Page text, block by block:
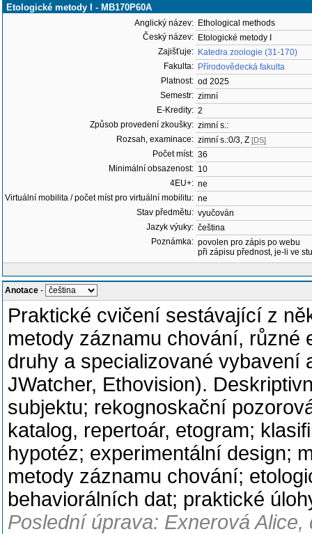
Etologické metody I - MB170P60A
Anglický název: Ethological methods
Český název: Etologické metody I
Zajišťuje: Katedra zoologie (31-170)
Fakulta: Přírodovědecká fakulta
Platnost: od 2025
Semestr: zimní
E-Kredity: 2
Způsob provedení zkoušky: zimní s.:
Rozsah, examinace: zimní s.:0/3, Z [DS]
Počet míst: 36
Minimální obsazenost: 10
4EU+: ne
Virtuální mobilita / počet míst pro virtuální mobilitu: ne
Stav předmětu: vyučován
Jazyk výuky: čeština
Poznámka: povolen pro zápis po webu
při zápisu přednost, je-li ve
Anotace -
Praktické cvičení sestávající z
metody záznamu chování, různé
druhy a specializované vybavení
JWatcher, Ethovision).
subjektu; rekognoskační
katalog, repertoár, etogram;
hypotéz; experimentální design;
metody záznamu chování;
behaviorálních dat; praktické
Poslední úprava: Exnerová